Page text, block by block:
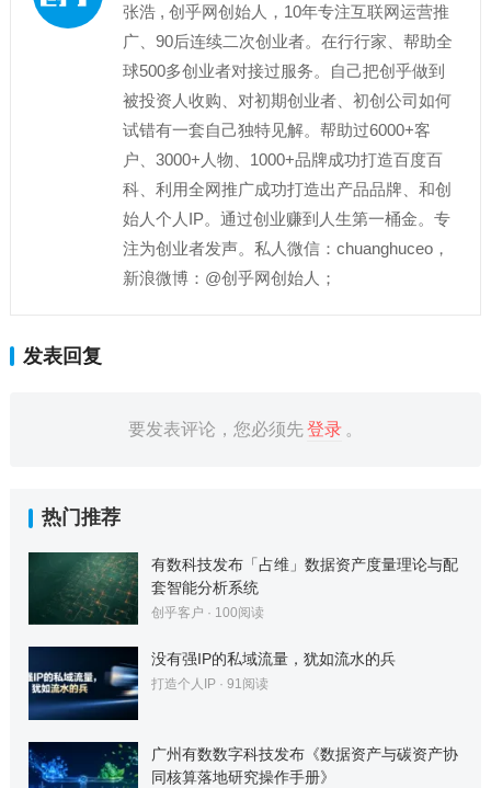
张浩 , 创乎网创始人，10年专注互联网运营推
广、90后连续二次创业者。在行行家、帮助全
球500多创业者对接过服务。自己把创乎做到
被投资人收购、对初期创业者、初创公司如何
试错有一套自己独特见解。帮助过6000+客
户、3000+人物、1000+品牌成功打造百度百
科、利用全网推广成功打造出产品品牌、和创
始人个人IP。通过创业赚到人生第一桶金。专
注为创业者发声。私人微信：chuanghuceo，
新浪微博：@创乎网创始人；
发表回复
要发表评论，您必须先登录 。
热门推荐
有数科技发布「占维」数据资产度量理论与配
套智能分析系统
创乎客户 · 100阅读
没有强IP的私域流量，犹如流水的兵
打造个人IP· 91阅读
广州有数数字科技发布《数据资产与碳资产协
同核算落地研究操作手册》